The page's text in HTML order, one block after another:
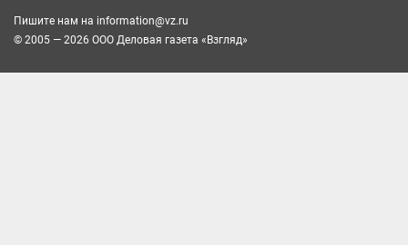
Пишите нам на information@vz.ru
© 2005 — 2026 ООО Деловая газета «Взгляд»